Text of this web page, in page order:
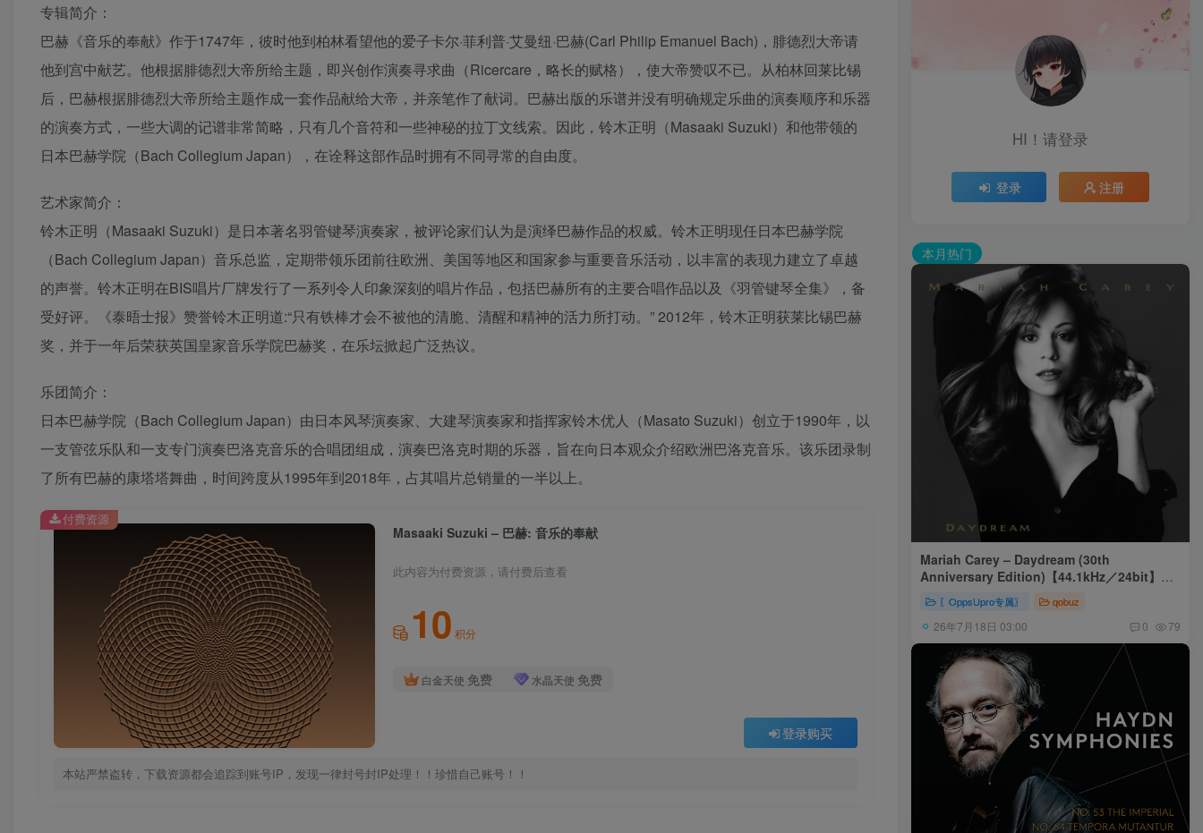
专辑简介：
巴赫《音乐的奉献》作于1747年，彼时他到柏林看望他的爱子卡尔·菲利普·艾曼纽·巴赫(Carl Philip Emanuel Bach)，腓德烈大帝请
他到宫中献艺。他根据腓德烈大帝所给主题，即兴创作演奏寻求曲（Ricercare，略长的赋格），使大帝赞叹不已。从柏林回莱比锡
后，巴赫根据腓德烈大帝所给主题作成一套作品献给大帝，并亲笔作了献词。巴赫出版的乐谱并没有明确规定乐曲的演奏顺序和乐器
的演奏方式，一些大调的记谱非常简略，只有几个音符和一些神秘的拉丁文线索。因此，铃木正明（Masaaki Suzuki）和他带领的
日本巴赫学院（Bach Collegium Japan），在诠释这部作品时拥有不同寻常的自由度。
艺术家简介：
铃木正明（Masaaki Suzuki）是日本著名羽管键琴演奏家，被评论家们认为是演绎巴赫作品的权威。铃木正明现任日本巴赫学院
（Bach Collegium Japan）音乐总监，定期带领乐团前往欧洲、美国等地区和国家参与重要音乐活动，以丰富的表现力建立了卓越
的声誉。铃木正明在BIS唱片厂牌发行了一系列令人印象深刻的唱片作品，包括巴赫所有的主要合唱作品以及《羽管键琴全集》，备
受好评。《泰晤士报》赞誉铃木正明道:“只有铁棒才会不被他的清脆、清醒和精神的活力所打动。” 2012年，铃木正明获莱比锡巴赫
奖，并于一年后荣获英国皇家音乐学院巴赫奖，在乐坛掀起广泛热议。
乐团简介：
日本巴赫学院（Bach Collegium Japan）由日本风琴演奏家、大建琴演奏家和指挥家铃木优人（Masato Suzuki）创立于1990年，以
一支管弦乐队和一支专门演奏巴洛克音乐的合唱团组成，演奏巴洛克时期的乐器，旨在向日本观众介绍欧洲巴洛克音乐。该乐团录制
了所有巴赫的康塔塔舞曲，时间跨度从1995年到2018年，占其唱片总销量的一半以上。
Masaaki Suzuki – 巴赫: 音乐的奉献
此内容为付费资源，请付费后查看
10 积分
白金天使 免费 水晶天使 免费
登录购买
本站严禁盗转，下载资源都会追踪到账号IP，发现一律封号封IP处理！！珍惜自己账号！！
付费资源
HI！请登录
登录 注册
本月热门
Mariah Carey – Daydream (30th
Anniversary Edition)【44.1kHz／24bit】美
〖OppsUpro专属〗 qobuz
26年7月18日 03:00 0 79